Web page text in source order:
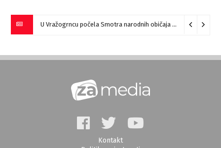
U Vražogrncu počela Smotra narodnih običaja „Vražogrnački točak“
Kontakt